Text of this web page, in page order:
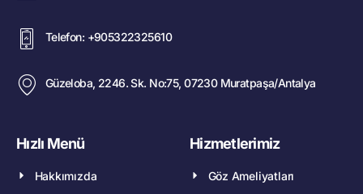
Telefon: +905322325610
Güzeloba, 2246. Sk. No:75, 07230 Muratpaşa/Antalya
Hızlı Menü
Hakkımızda
Hizmetlerimiz
Göz Ameliyatları